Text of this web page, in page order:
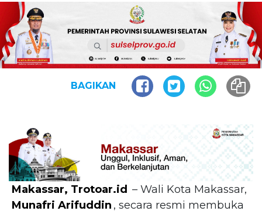
BAGIKAN
Makassar, Trotoar.id – Wali Kota Makassar,
Munafri Arifuddin , secara resmi membuka